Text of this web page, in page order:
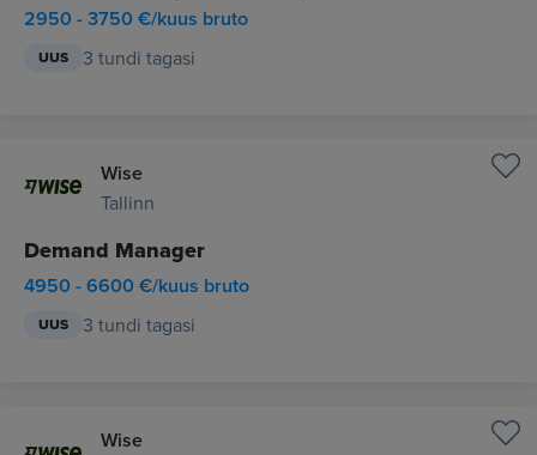
2950 - 3750 €/kuus bruto
UUS 3 tundi tagasi
Wise
Tallinn
Demand Manager
4950 - 6600 €/kuus bruto
UUS 3 tundi tagasi
Wise